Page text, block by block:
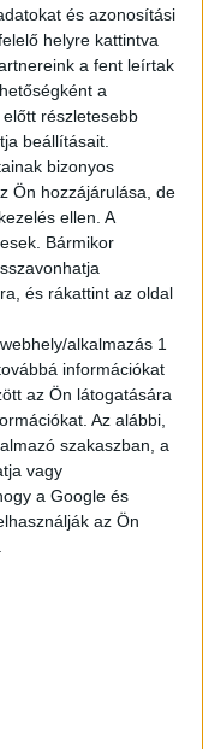
és azonosítási
helyre kattintva
a fent leírtak
a
részletesebb
beállításait.
bizonyos
Ön hozzájárulása, de
ellen. A
Bármikor
és rákattint az oldal
alkalmazás 1
információkat
az Ön látogatására
Az alábbi,
szakaszban, a
vagy
a Google és
az Ön